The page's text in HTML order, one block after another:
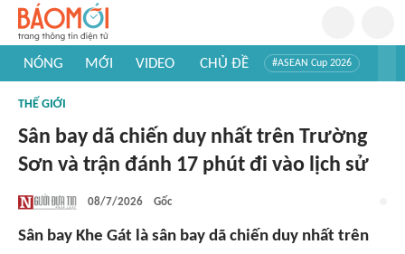
NÓNG MỚI VIDEO CHỦ ĐỀ #ASEAN Cup 2026
#Khám phá thế giới
THẾ GIỚI
Sân bay dã chiến duy nhất trên Trường
Sơn và trận đánh 17 phút đi vào lịch sử
08/7/2026 Gốc
Sân bay Khe Gát là sân bay dã chiến duy nhất trên